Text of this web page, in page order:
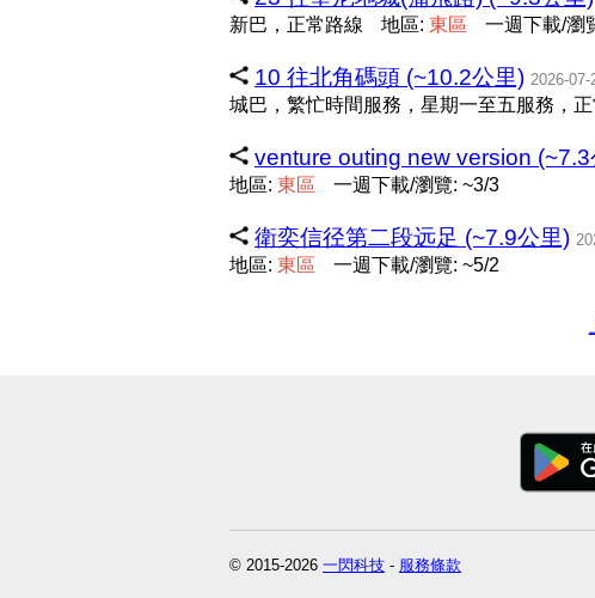
新巴，正常路線 地區: 東區 一週下載/瀏
10 往北角碼頭 (~10.2公里) 2026-07-
城巴，繁忙時間服務，星期一至五服務，
venture outing new version (~7.3
地區: 東區 一週下載/瀏覽: ~3/3
衛奕信径第二段远足 (~7.9公里)
地區: 東區 一週下載/瀏覽: ~5/2
© 2015-2026 一閃科技 - 服務條款